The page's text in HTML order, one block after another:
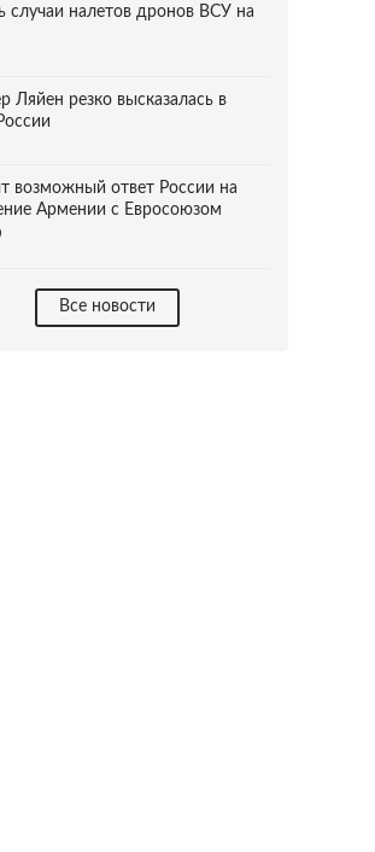
случаи налетов дронов ВСУ на
Ляйен резко высказалась в
возможный ответ России на
Армении с Евросоюзом
Все новости